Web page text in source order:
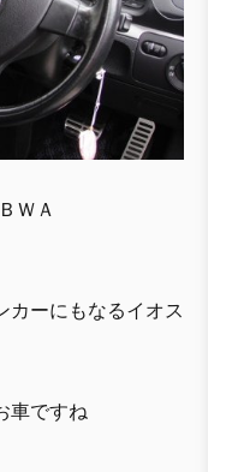
ＷＡ
カーにもなるイオス
車ですね